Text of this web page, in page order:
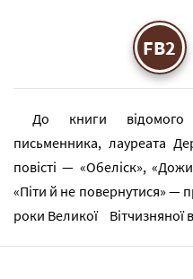
FB2
До книги відомого
письменника, лауреата
повісті — «Обеліск»,
«Піти й не повернутися» —
роки Великої Вітчизняної